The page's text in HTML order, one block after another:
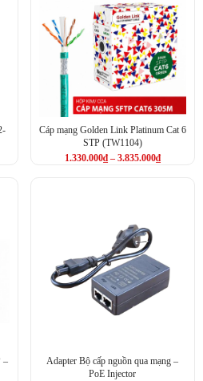
Cáp mạng Golden Link Platinum Cat 6
STP (TW1104)
1.330.000₫ – 3.835.000₫
–
Adapter Bộ cấp nguồn qua mạng –
PoE Injector